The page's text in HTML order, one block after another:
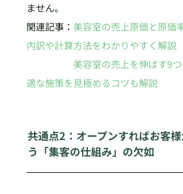
ません。
関連記事： 美容室の売上原価と原価
内訳や計算方法をわかりやすく解説
美容室の売上を伸ばす9
適な施策を見極めるコツも解説
共通点2：オープンすればお客
う「集客の仕組み」の欠如